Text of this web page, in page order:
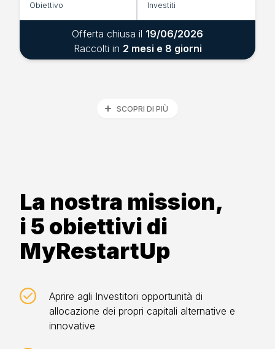
Obiettivo Investiti
Offerta chiusa il 19/06/2026
Raccolti in 2 mesi e 8 giorni
SCOPRI DI PIÙ
La nostra mission,
i 5 obiettivi di
MyRestartUp
Aprire agli Investitori opportunità di
allocazione dei propri capitali alternative e
innovative